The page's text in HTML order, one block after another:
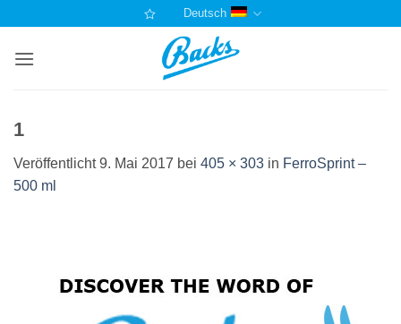
springen
Deutsch
1
Veröffentlicht9. Mai 2017 bei 405 × 303 in FerroSprint –
500 ml